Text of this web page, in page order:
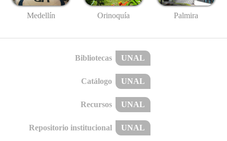
Medellín Orinoquía Palmira
Bibliotecas UNAL
Catálogo UNAL
Recursos UNAL
Repositorio institucional UNAL